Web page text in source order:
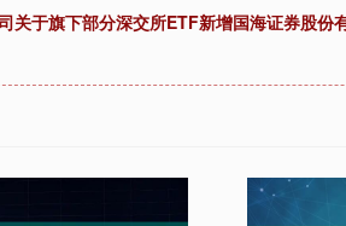
关于旗下部分深交所ETF新增国海证券股份